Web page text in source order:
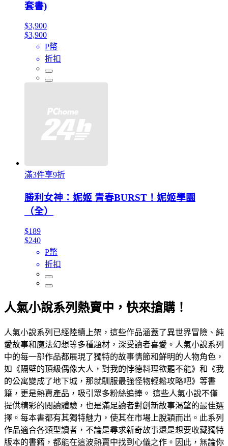
套書)
$3,900
$3,900
P幣
折扣
滿3件享9折
勝利女神：妮姬 青春BURST！妮姬學園
（全）
$189
$240
P幣
折扣
人氣小說系列熱賣中，快來搶購！
人氣小說系列已經陸續上架，這些作品涵蓋了異世界冒險、純
愛故事和魔法幻想等多種題材，深受讀者喜愛。人氣小說系列
中的每一部作品都展現了獨特的故事情節和鮮明的人物角色，
如《隔壁的頂級偶像大人，對我的悖德料理欲罷不能》和《我
的公寓變成了地下城，那就馴服最強怪物輕鬆攻略吧》等書
籍，更是熱賣產品，吸引眾多粉絲追捧。 這些人氣小說不僅
提供精彩的閱讀體驗，也是滿足讀者對創新故事渴望的最佳選
擇。每本書都有其獨特魅力，使其在市場上脫穎而出。此系列
作品適合各類型讀者，不論是尋求新奇故事還是想要收藏獨特
版本的書籍，都能在這波熱賣中找到心儀之作。因此，無論你